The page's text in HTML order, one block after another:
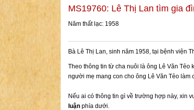
MS19760: Lê Thị Lan tìm gia
Năm thất lạc: 1958
Bà Lê Thị Lan, sinh năm 1958, tại bệnh viện
Theo thông tin từ cha nuôi là ông Lê Văn
người mẹ mang con cho ông Lê Văn Tẻo làm
Nếu ai có thông tin gì về trường hợp này, xin
luận phía dưới.